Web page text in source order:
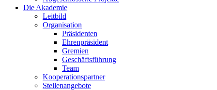
Die Akademie
Leitbild
Organisation
Präsidenten
Ehrenpräsident
Gremien
Geschäftsführung
Team
Kooperationspartner
Stellenangebote